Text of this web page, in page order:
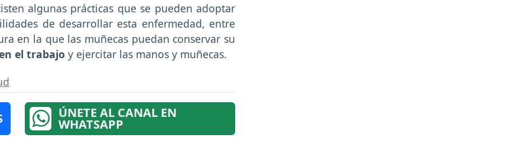
algunas prácticas que se pueden adoptar
de desarrollar esta enfermedad, entre
en la que las muñecas puedan conservar su
el trabajo y ejercitar las manos y muñecas.
ÚNETE AL CANAL EN
WHATSAPP